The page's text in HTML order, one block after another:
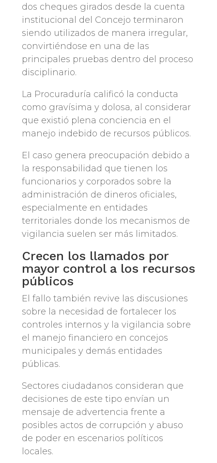
dos cheques girados desde la cuenta
institucional del Concejo terminaron
siendo utilizados de manera irregular,
convirtiéndose en una de las
principales pruebas dentro del proceso
disciplinario.
La Procuraduría calificó la conducta
como gravísima y dolosa, al considerar
que existió plena conciencia en el
manejo indebido de recursos públicos.
El caso genera preocupación debido a
la responsabilidad que tienen los
funcionarios y corporados sobre la
administración de dineros oficiales,
especialmente en entidades
territoriales donde los mecanismos de
vigilancia suelen ser más limitados.
Crecen los llamados por
mayor control a los recursos
públicos
El fallo también revive las discusiones
sobre la necesidad de fortalecer los
controles internos y la vigilancia sobre
el manejo financiero en concejos
municipales y demás entidades
públicas.
Sectores ciudadanos consideran que
decisiones de este tipo envían un
mensaje de advertencia frente a
posibles actos de corrupción y abuso
de poder en escenarios políticos
locales.